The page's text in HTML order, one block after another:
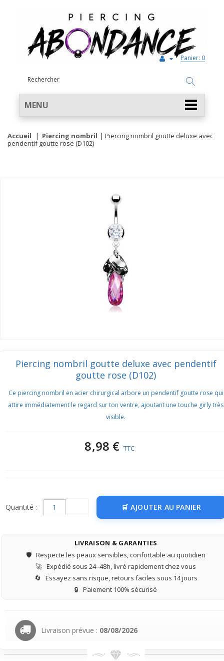
Panier: 0
MENU
Accueil Piercing nombril
Piercing nombril goutte deluxe avec
pendentif goutte rose (D102)
Piercing nombril goutte deluxe avec pendentif
goutte rose (D102)
Ce piercing nombril en acier chirurgical arbore un pendentif goutte rose qui
attire immédiatement le regard sur ton ventre, ajoutant une touche girly très
visible.
8,98 € TTC
Quantité : AJOUTER AU PANIER
LIVRAISON & GARANTIES
🛡️ Respecte les peaux sensibles, confortable au quotidien
🚀 Expédié sous 24–48h, livré rapidement chez vous
🔄 Essayez sans risque, retours faciles sous 14 jours
🔒 Paiement 100% sécurisé
Livraison prévue : 08/08/2026